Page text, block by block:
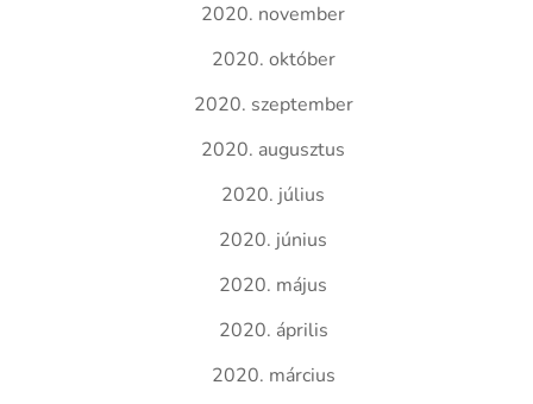
2020. november
2020. október
2020. szeptember
2020. augusztus
2020. július
2020. június
2020. május
2020. április
2020. március